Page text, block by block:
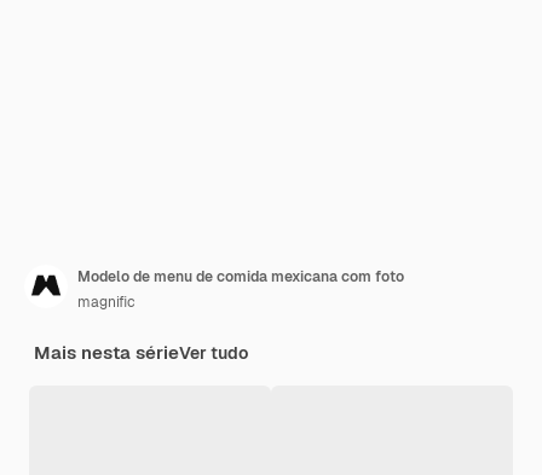
Modelo de menu de comida mexicana com foto
magnific
Mais nesta sérieVer tudo